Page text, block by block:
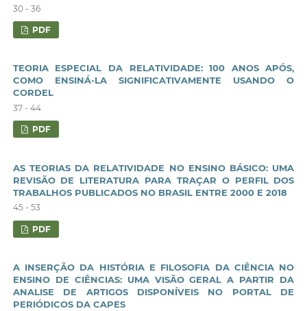
30 - 36
PDF
TEORIA ESPECIAL DA RELATIVIDADE: 100 ANOS APÓS,
COMO ENSINÁ-LA SIGNIFICATIVAMENTE USANDO O
CORDEL
37 - 44
PDF
AS TEORIAS DA RELATIVIDADE NO ENSINO BÁSICO: UMA
REVISÃO DE LITERATURA PARA TRAÇAR O PERFIL DOS
TRABALHOS PUBLICADOS NO BRASIL ENTRE 2000 E 2018
45 - 53
PDF
A INSERÇÃO DA HISTÓRIA E FILOSOFIA DA CIÊNCIA NO
ENSINO DE CIÊNCIAS: UMA VISÃO GERAL A PARTIR DA
ANALISE DE ARTIGOS DISPONÍVEIS NO PORTAL DE
PERIÓDICOS DA CAPES